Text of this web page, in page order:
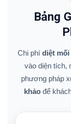
Bảng
Chi phí diệt
vào diện tích,
phương pháp
khảo để